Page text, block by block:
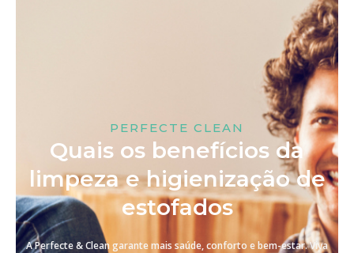
PERFECTE CLEAN
Quais os benefícios da
limpeza e higienização de
estofados
A Perfecte & Clean garante mais saúde, conforto e bem-estar. Viva